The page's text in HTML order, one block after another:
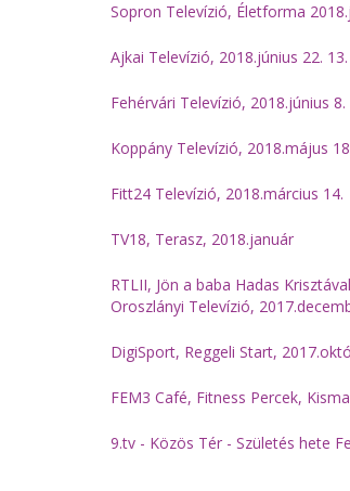
Sopron Televízió, Életforma
Ajkai Televízió, 2018.június 22.
Fehérvári Televízió, 2018.június 8.
Koppány Televízió, 2018.május
Fitt24 Televízió, 2018.március 14.
TV18, Terasz, 2018.január
RTLII, Jön a baba Hadas
Oroszlányi Televízió,
DigiSport, Reggeli Start,
FEM3 Café, Fitness Percek,
9.tv - Közös Tér - Születés hete